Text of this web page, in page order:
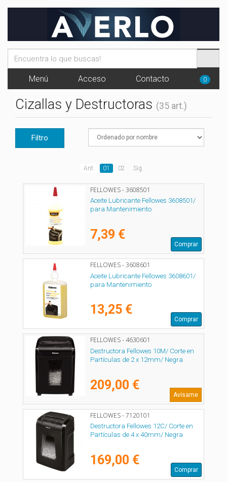
Menú Acceso Contacto 0
Cizallas y Destructoras (35 art.)
Filtro
Ant. 01 02 Sig.
FELLOWES - 3608501
Aceite Lubricante Fellowes 3608501/
para Mantenimiento
7,39 €
Comprar
FELLOWES - 3608601
Aceite Lubricante Fellowes 3608601/
para Mantenimiento
13,25 €
Comprar
FELLOWES - 4630601
Destructora Fellowes 10M/ Corte en
Partículas de 2 x 12mm/ Negra
209,00 €
Avísame
FELLOWES - 7120101
Destructora Fellowes 12C/ Corte en
Partículas de 4 x 40mm/ Negra
169,00 €
Comprar